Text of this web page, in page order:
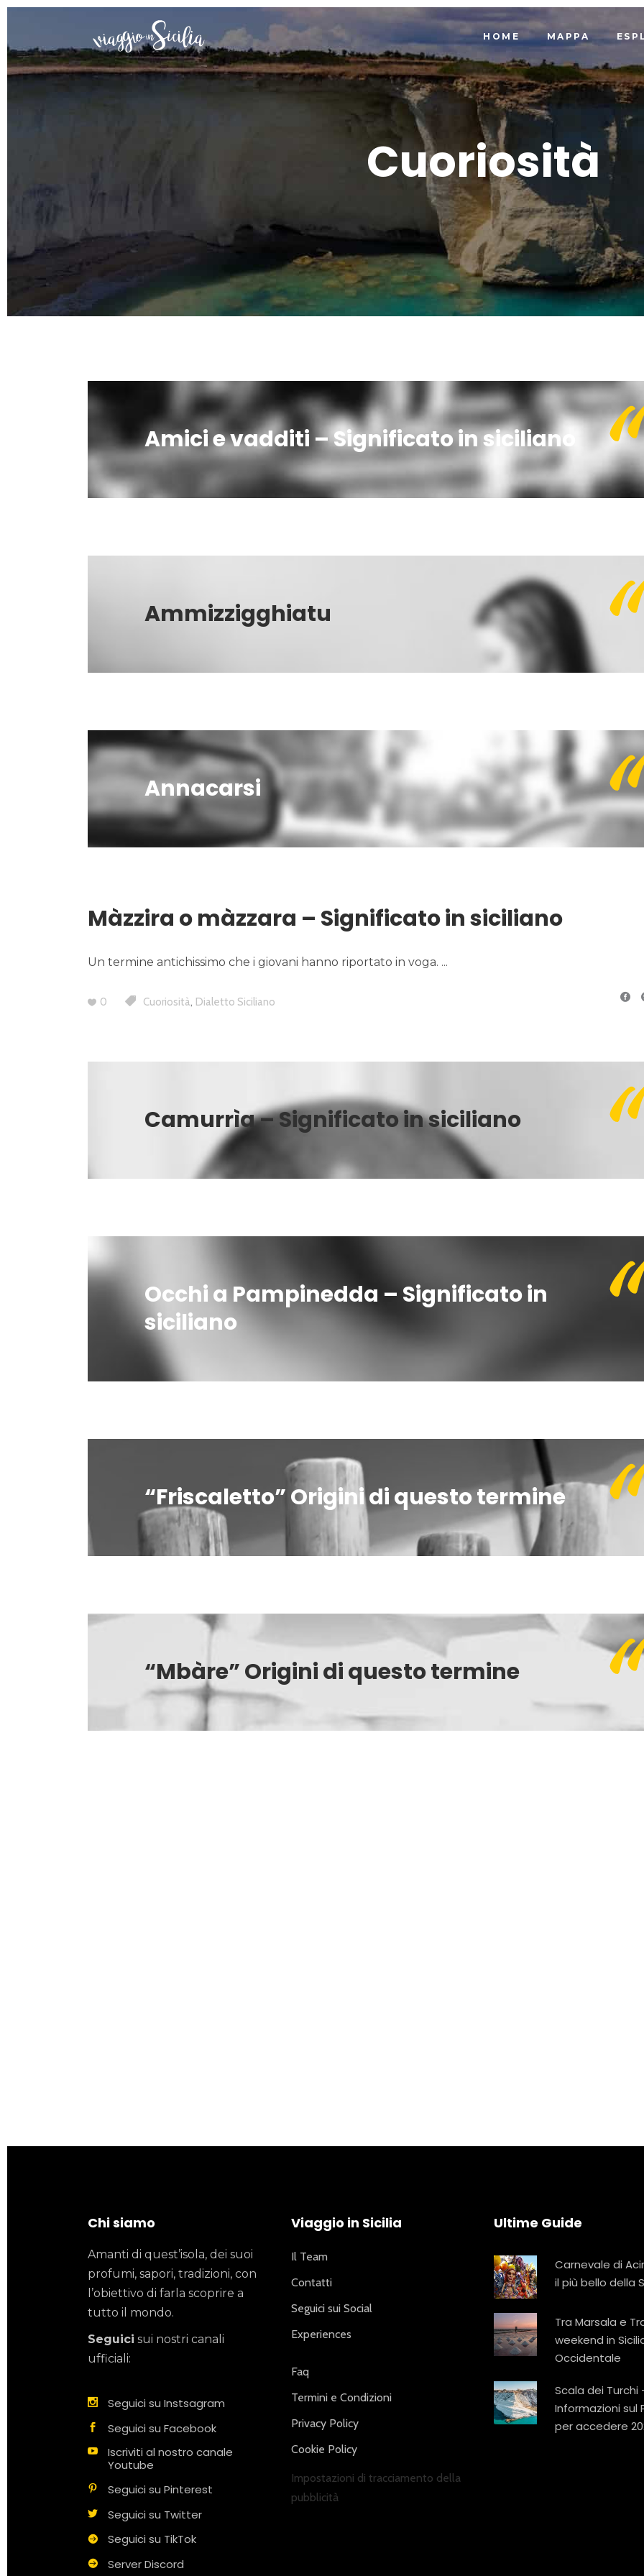
HOME MAPPA
Cuoriosità
Amici e vadditi – Significato in siciliano
Ammizzigghiatu
Annacarsi
Màzzira o màzzara – Significato in siciliano
Un termine antichissimo che i giovani hanno riportato in voga.
0 Cuoriosità, Dialetto Siciliano
Camurrìa – Significato in siciliano
Occhi a Pampinedda – Significato in
siciliano
“Friscaletto” Origini di questo termine
“Mbàre” Origini di questo termine
Chi siamo
Amanti di quest’isola, dei suoi
profumi, sapori, tradizioni, con
l’obiettivo di farla scoprire a
tutto il mondo.
Seguici sui nostri canali
ufficiali:
Seguici su Instsagram
Seguici su Facebook
Iscriviti al nostro canale
Youtube
Seguici su Pinterest
Seguici su Twitter
Seguici su TikTok
Server Discord
Viaggio in Sicilia
Il Team
Contatti
Seguici sui Social
Experiences
Faq
Termini e Condizioni
Privacy Policy
Cookie Policy
Impostazioni di tracciamento della
pubblicità
Ultime Guide
Carnevale di
il più bello della
Tra Marsala e
weekend in
Occidentale
Scala dei Turchi
Informazioni sul
per accedere